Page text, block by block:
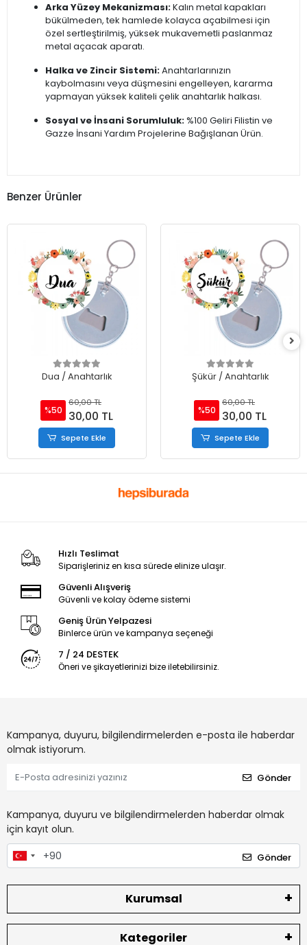
Arka Yüzey Mekanizması:Kalın metal kapakları
bükülmeden, tek hamlede kolayca açabilmesi için
özel sertleştirilmiş, yüksek mukavemetli paslanmaz
metal açacak aparatı.
Halka ve Zincir Sistemi:Anahtarlarınızın
kaybolmasını veya düşmesini engelleyen, kararma
yapmayan yüksek kaliteli çelik anahtarlık halkası.
Sosyal ve İnsani Sorumluluk: %100 Geliri Filistin ve
Gazze İnsani Yardım Projelerine Bağışlanan Ürün.
Benzer Ürünler
Dua / Anahtarlık
%50
60,00 TL
30,00 TL
Sepete Ekle
Şükür / Anahtarlık
%50
60,00 TL
30,00 TL
Sepete Ekle
Hızlı Teslimat
Siparişleriniz en kısa sürede elinize ulaşır.
Güvenli Alışveriş
Güvenli ve kolay ödeme sistemi
Geniş Ürün Yelpazesi
Binlerce ürün ve kampanya seçeneği
7 / 24 DESTEK
Öneri ve şikayetlerinizi bize iletebilirsiniz.
Kampanya, duyuru, bilgilendirmelerden e-posta ile haberdar
olmak istiyorum.
Gönder
Kampanya, duyuru ve bilgilendirmelerden haberdar olmak
için kayıt olun.
Gönder
Kurumsal
Kategoriler